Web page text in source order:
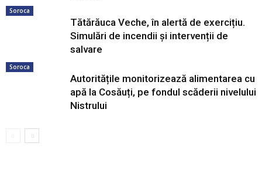
Soroca
Tătărăuca Veche, în alertă de exercițiu.
Simulări de incendii și intervenții de
salvare
Soroca
Autoritățile monitorizează alimentarea cu
apă la Cosăuți, pe fondul scăderii nivelului
Nistrului